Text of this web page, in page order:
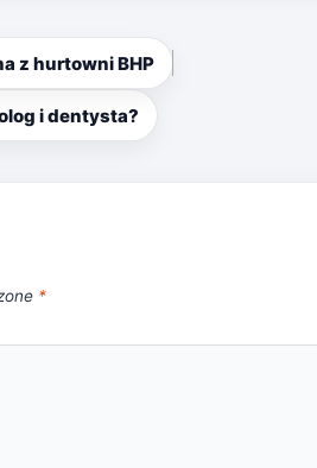
z hurtowni BHP
i dentysta?
*